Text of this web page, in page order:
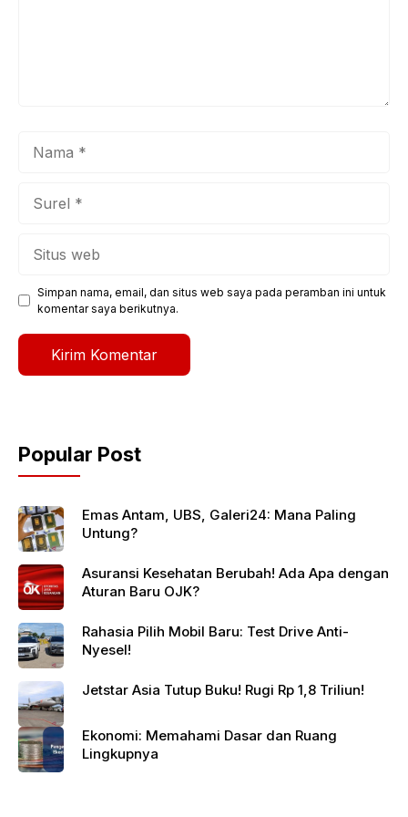
Simpan nama, email, dan situs web saya pada peramban ini untuk
komentar saya berikutnya.
Popular Post
Emas Antam, UBS, Galeri24: Mana Paling
Untung?
Asuransi Kesehatan Berubah! Ada Apa dengan
Aturan Baru OJK?
Rahasia Pilih Mobil Baru: Test Drive Anti-
Nyesel!
Jetstar Asia Tutup Buku! Rugi Rp 1,8 Triliun!
Ekonomi: Memahami Dasar dan Ruang
Lingkupnya